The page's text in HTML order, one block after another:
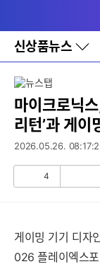
와
홈
신상품뉴스
바
로
레
이
어
창
토
마이크로닉
리턴’과 게이
2026.05.26.
4
게이밍 기기 디자
026 플레이엑스